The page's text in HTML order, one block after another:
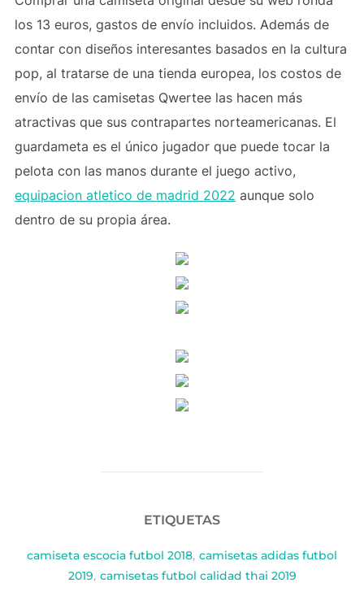
los 13 euros, gastos de envío incluidos. Además de
contar con diseños interesantes basados en la cultura
pop, al tratarse de una tienda europea, los costos de
envío de las camisetas Qwertee las hacen más
atractivas que sus contrapartes norteamericanas. El
guardameta es el único jugador que puede tocar la
pelota con las manos durante el juego activo,
equipacion atletico de madrid 2022 aunque solo
dentro de su propia área.
ETIQUETAS
camiseta escocia futbol 2018, camisetas adidas futbol
2019, camisetas futbol calidad thai 2019